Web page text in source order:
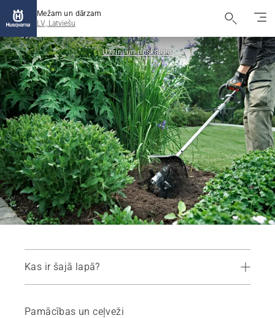
Mežam un dārzam
LV, Latviešu
Uzzini un noskaidro
Kas ir šajā lapā?
Pamācības un ceļveži